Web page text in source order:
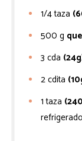
1/4taza
500 g
3 cda
2cdita
1 taza
refrigerado